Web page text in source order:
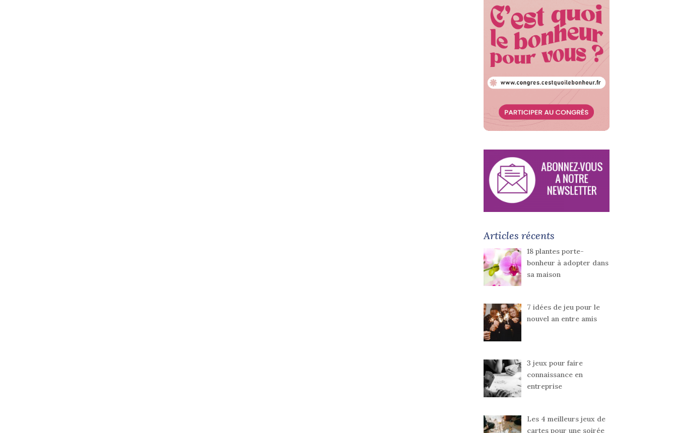
Articles récents
18 plantes porte-
bonheur à adopter dans
sa maison
7 idées de jeu pour le
nouvel an entre amis
3 jeux pour faire
connaissance en
entreprise
Les 4 meilleurs jeux de
cartes pour une soirée